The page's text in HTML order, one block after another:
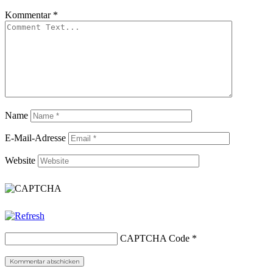
Kommentar *
Name
E-Mail-Adresse
Website
CAPTCHA Code *